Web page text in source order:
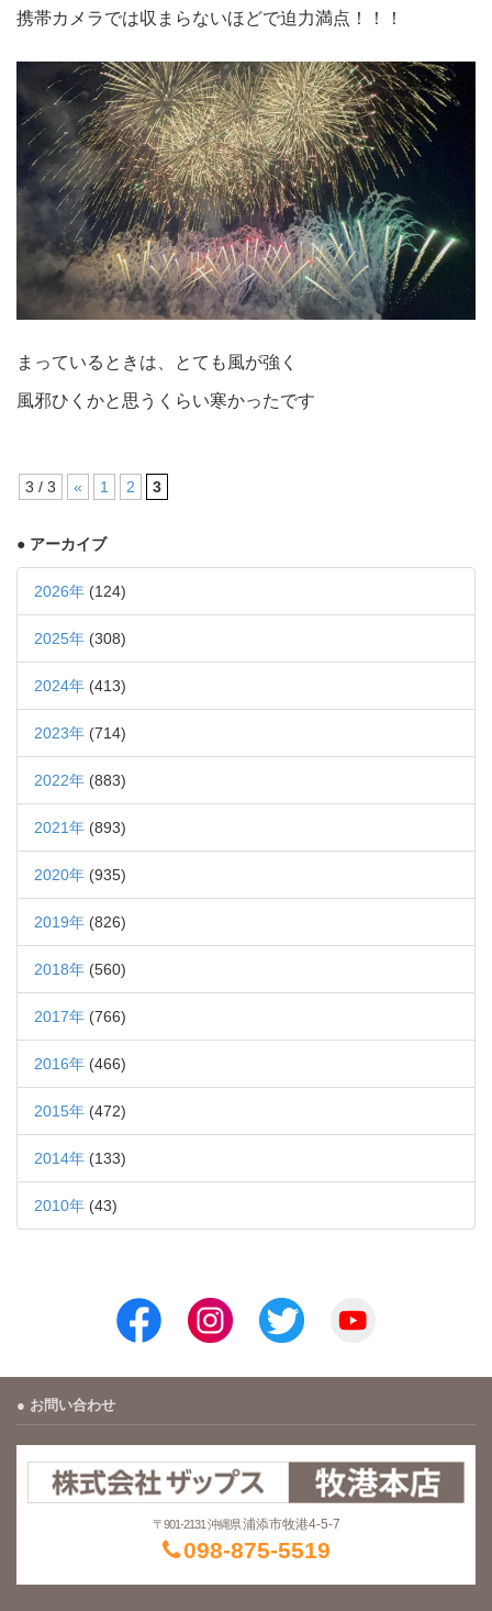
携帯カメラでは収まらないほどで迫力満点！！！
まっているときは、とても風が強く
風邪ひくかと思うくらい寒かったです
3 / 3 « 1 2 3
● アーカイブ
2026年 (124)
2025年 (308)
2024年 (413)
2023年 (714)
2022年 (883)
2021年 (893)
2020年 (935)
2019年 (826)
2018年 (560)
2017年 (766)
2016年 (466)
2015年 (472)
2014年 (133)
2010年 (43)
お問い合わせ
〒901-2131 沖縄県 浦添市牧港4-5-7
098-875-5519